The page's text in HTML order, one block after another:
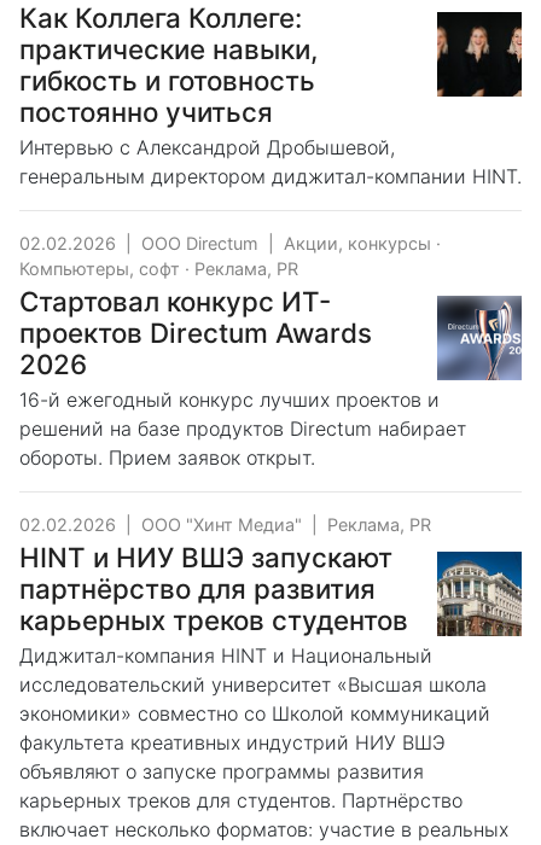
Как Коллега Коллеге:
практические навыки,
гибкость и готовность
постоянно учиться
Интервью с Александрой Дробышевой,
генеральным директором диджитал-компании HINT.
02.02.2026 ООО Directum Акции, конкурсы ·
Компьютеры, софт · Реклама, PR
Стартовал конкурс ИТ-
проектов Directum Awards
2026
16-й ежегодный конкурс лучших проектов и
решений на базе продуктов Directum набирает
обороты. Прием заявок открыт.
02.02.2026 ООО "Хинт Медиа" Реклама, PR
HINT и НИУ ВШЭ запускают
партнёрство для развития
карьерных треков студентов
Диджитал-компания HINT и Национальный
исследовательский университет «Высшая школа
экономики» совместно со Школой коммуникаций
факультета креативных индустрий НИУ ВШЭ
объявляют о запуске программы развития
карьерных треков для студентов. Партнёрство
включает несколько форматов: участие в реальных